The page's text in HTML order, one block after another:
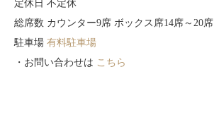
定休日 不定休
総席数 カウンター9席 ボックス席14席～20席
駐車場 有料駐車場
・お問い合わせは こちら